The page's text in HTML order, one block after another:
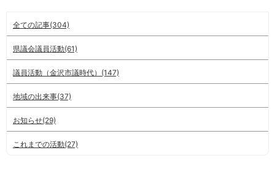
全ての記事(304)
県議会議員活動(61)
議員活動（金沢市議時代）(147)
地域の出来事(37)
お知らせ(29)
これまでの活動(27)